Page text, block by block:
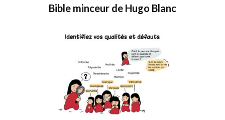
Bible minceur de Hugo Blanc